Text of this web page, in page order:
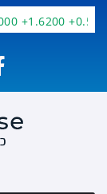
+1.6200